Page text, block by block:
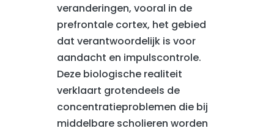
veranderingen, vooral in de
prefrontale cortex, het gebied
dat verantwoordelijk is voor
aandacht en impulscontrole.
Deze biologische realiteit
verklaart grotendeels de
concentratieproblemen die bij
middelbare scholieren worden